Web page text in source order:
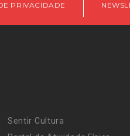
PRIVACIDADE
Sentir Cultura